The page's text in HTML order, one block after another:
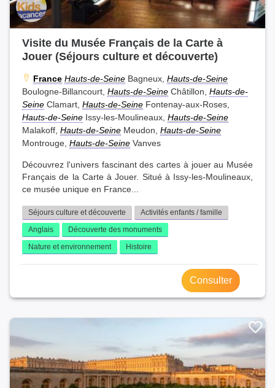
Visite du Musée Français de la Carte à
Jouer (Séjours culture et découverte)
France Hauts-de-Seine Bagneux, Hauts-de-Seine
Boulogne-Billancourt, Hauts-de-Seine Châtillon, Hauts-de-
Seine Clamart, Hauts-de-Seine Fontenay-aux-Roses,
Hauts-de-Seine Issy-les-Moulineaux, Hauts-de-Seine
Malakoff, Hauts-de-Seine Meudon, Hauts-de-Seine
Montrouge, Hauts-de-Seine Vanves
Découvrez l'univers fascinant des cartes à jouer au Musée
Français de la Carte à Jouer. Situé à Issy-les-Moulineaux,
ce musée unique en France...
Séjours culture et découverte
Activités enfants / famille
Anglais
Découverte des monuments
Nature et environnement
Histoire
Consulter